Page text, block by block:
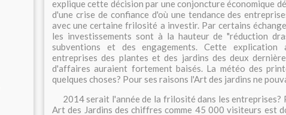
explique cette décision par une conjoncture économique
d'une crise de confiance d'où une tendance des
avec une certaine frilosité a investir. Par certains
les investissements sont à la hauteur de "réduction
subventions et des engagements. Cette explication
entreprises des plantes et des jardins des deux
d'affaires auraient fortement baisés. La météo des
quelques choses? Pour ses raisons l'Art des jardins ne
2014 serait l'année de la frilosité dans les entreprises?
Art des Jardins des chiffres comme 45 000 visiteurs est